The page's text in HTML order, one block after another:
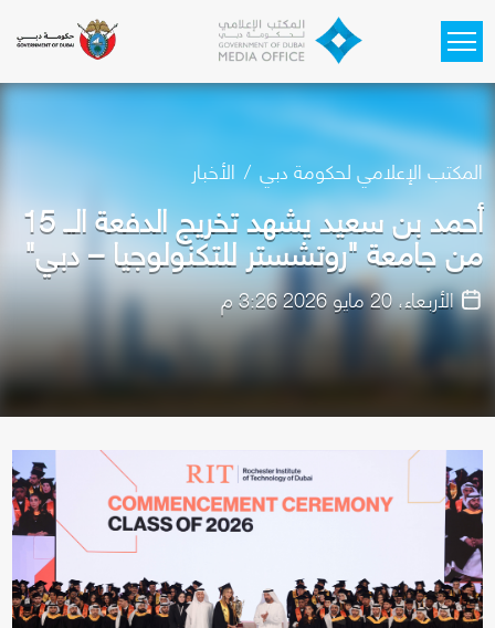
المكتب الإعلامي لحكومة دبي الأخبار
أحمد بن سعيد يشهد تخريج الدفعة الــ 15
من جامعة "روتشستر للتكنولوجيا – دبي"
الأربعاء، 20 مايو 2026 3:26 م